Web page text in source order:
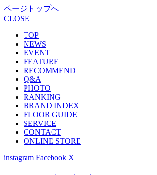
ページトップへ
CLOSE
TOP
NEWS
EVENT
FEATURE
RECOMMEND
Q&A
PHOTO
RANKING
BRAND INDEX
FLOOR GUIDE
SERVICE
CONTACT
ONLINE STORE
instagram Facebook X